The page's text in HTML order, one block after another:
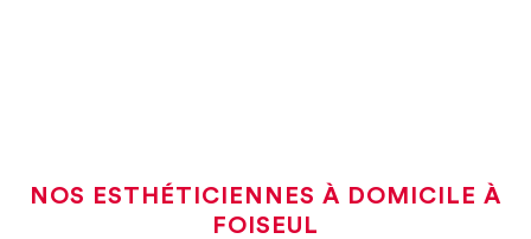
NOS ESTHÉTICIENNES À DOMICILE À
FOISEUL